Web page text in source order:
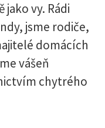
jako vy. Rádi
jsme rodiče,
domácích
vášeň
chytrého